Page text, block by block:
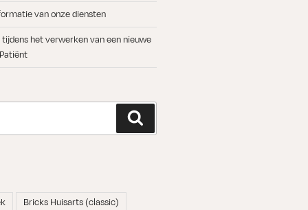
van onze diensten
tijdens het verwerken van een nieuwe
Bricks Huisarts (classic)